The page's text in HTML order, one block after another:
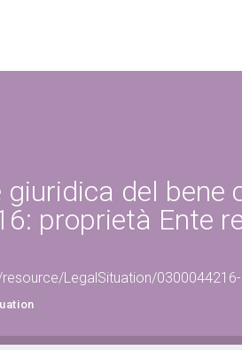
giuridica del bene
proprietà Ente
LegalSituation/